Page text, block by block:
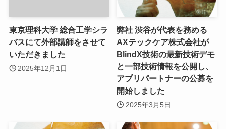
東京理科大学 総合工学シラ
バスにて外部講師をさせて
いただきました
2025年12月1日
弊社 渋谷が代表を務める
AXテックケア株式会社が
BlindX技術の最新技術デモ
と一部技術情報を公開し、
アプリパートナーの公募を
開始しました
2025年3月5日